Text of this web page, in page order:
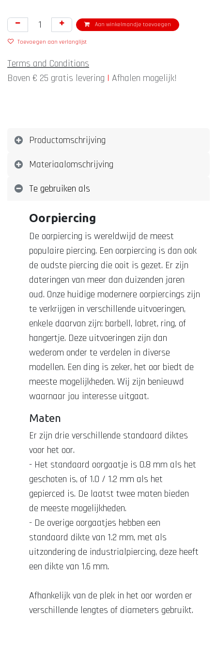
Aan winkelmandje toevoegen
Toevoegen aan verlanglijst
Terms and Conditions
Boven € 25 gratis levering | Afhalen mogelijk!
Productomschrijving
Materiaalomschrijving
Te gebruiken als
Oorpiercing
De oorpiercing is wereldwijd de meest
populaire piercing. Een oorpiercing is dan ook
de oudste piercing die ooit is gezet. Er zijn
dateringen van meer dan duizenden jaren
oud. Onze huidige modernere oorpiercings zijn
te verkrijgen in verschillende uitvoeringen,
enkele daarvan zijn: barbell, labret, ring, of
hangertje. Deze uitvoeringen zijn dan
wederom onder te verdelen in diverse
modellen. Een ding is zeker, het oor biedt de
meeste mogelijkheden. Wij zijn benieuwd
waarnaar jou interesse uitgaat.
Maten
Er zijn drie verschillende standaard diktes
voor het oor.
- Het standaard oorgaatje is 0.8 mm als het
geschoten is, of 1.0 / 1.2 mm als het
gepierced is. De laatst twee maten bieden
de meeste mogelijkheden.
- De overige oorgaatjes hebben een
standaard dikte van 1.2 mm, met als
uitzondering de industrialpiercing, deze heeft
een dikte van 1.6 mm.
Afhankelijk van de plek in het oor worden er
verschillende lengtes of diameters gebruikt.